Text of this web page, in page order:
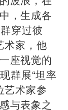
，生成各
穿过彼
术家，他
座视觉的
群展“坦率
艺术家参
与表象之